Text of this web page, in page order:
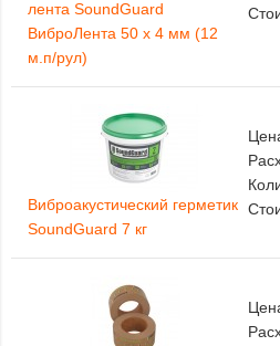
лента SoundGuard
ВиброЛента 50 х 4 мм (12
м.п/рул)
Виброакустический герметик
SoundGuard 7 кг